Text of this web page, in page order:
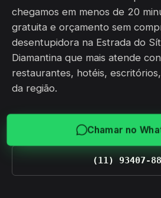
chegamos em menos de 20
gratuita e orçamento sem
desentupidora na Estrada do
Diamantina que mais atende
restaurantes, hotéis,
da região.
Chamar no
(11) 93407-